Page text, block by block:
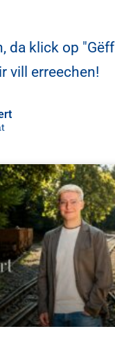
da klick op "Gëff
vill erreechen!